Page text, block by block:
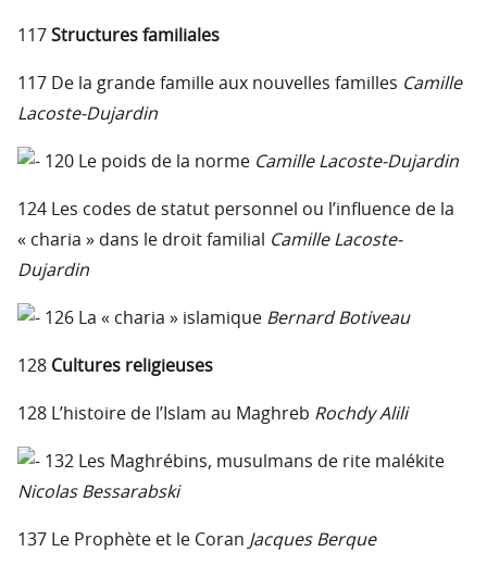
117 Structures familiales
117 De la grande famille aux nouvelles familles Camille
Lacoste-Dujardin
120 Le poids de la norme Camille Lacoste-Dujardin
124 Les codes de statut personnel ou l’influence de la
« charia » dans le droit familial
Camille Lacoste-
Dujardin
126 La « charia » islamique Bernard Botiveau
128 Cultures religieuses
128 L’histoire de l’Islam au Maghreb Rochdy Alili
132 Les Maghrébins, musulmans de rite malékite
Nicolas Bessarabski
137 Le Prophète et le Coran Jacques Berque